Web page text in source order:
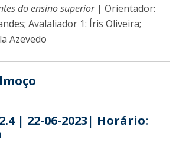
do ensino superior| Orientador:
Avalaliador 1: Íris Oliveira;
Azevedo
| 22-06-2023| Horário: